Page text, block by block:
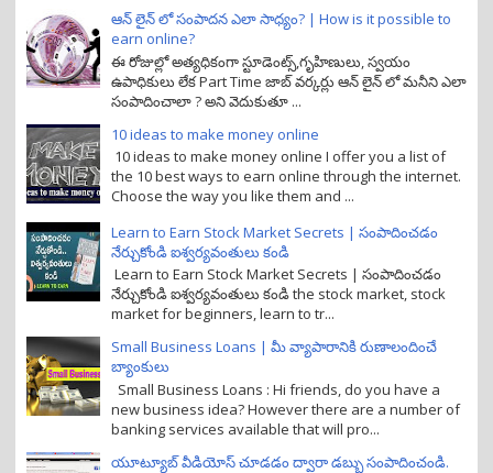
ఆన్ లైన్ లో సంపాదన ఎలా సాధ్యం? | How is it possible to
earn online?
ఈ రోజుల్లో అత్యధికంగా స్టూడెంట్స్,గృహిణులు, స్వయం
ఉపాధికులు లేక Part Time జాబ్ వర్కర్లు ఆన్ లైన్ లో మనీని ఎలా
సంపాదించాలా ? అని వెదుకుతూ ...
10 ideas to make money online
10 ideas to make money online I offer you a list of
the 10 best ways to earn online through the internet.
Choose the way you like them and ...
Learn to Earn Stock Market Secrets | సంపాదించడం
నేర్చుకోండి ఐశ్వర్యవంతులు కండి
Learn to Earn Stock Market Secrets | సంపాదించడం
నేర్చుకోండి ఐశ్వర్యవంతులు కండి the stock market, stock
market for beginners, learn to tr...
Small Business Loans | మీ వ్యాపారానికి రుణాలందించే
బ్యాంకులు
Small Business Loans : Hi friends, do you have a
new business idea? However there are a number of
banking services available that will pro...
యూట్యూబ్ వీడియోస్ చూడడం ద్వారా డబ్బు సంపాదించండి.